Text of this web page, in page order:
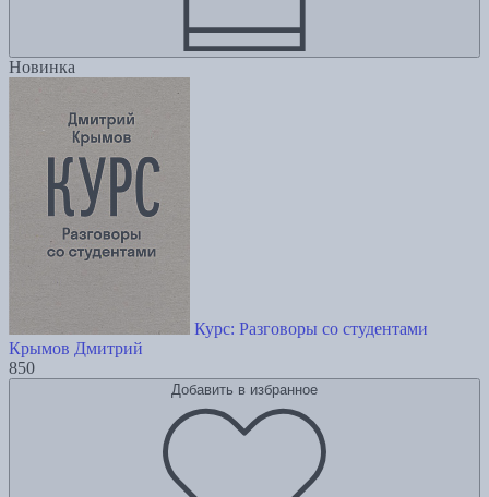
Новинка
Курс: Разговоры со студентами
Крымов Дмитрий
850
Добавить в избранное